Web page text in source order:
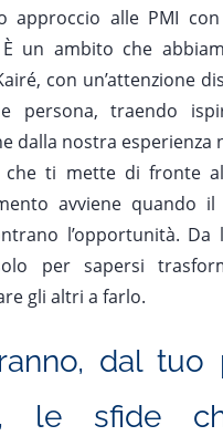
approccio alle PMI
È un ambito che
con un’attenzione
persona, traendo
dalla nostra esperienza
che ti mette di fronte
avviene quando
l’opportunità. Da
per sapersi
gli altri a farlo.
dal tuo
le sfide